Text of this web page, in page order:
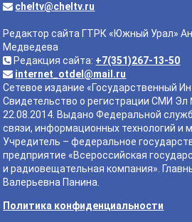
cheltv@cheltv.ru
Редактор сайта ГТРК «Южный Урал»
Медведева
Редакция сайта: +7(351)267-13-50
internet_otdel@mail.ru
Сетевое издание «Государственный
Свидетельство о регистрации СМИ
22.08.2014. Выдано Федеральной
связи, информационных технологий и
Учредитель – федеральное
предприятие «Всероссийская
и радиовещательная компания».
Валерьевна Панина.
Политика конфиденциальности